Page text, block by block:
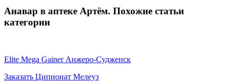
Анавар в аптеке Артём. Похожие статьи
категории
Elite Mega Gainer Анжеро-Судженск
Заказать Ципионат Мелеуз